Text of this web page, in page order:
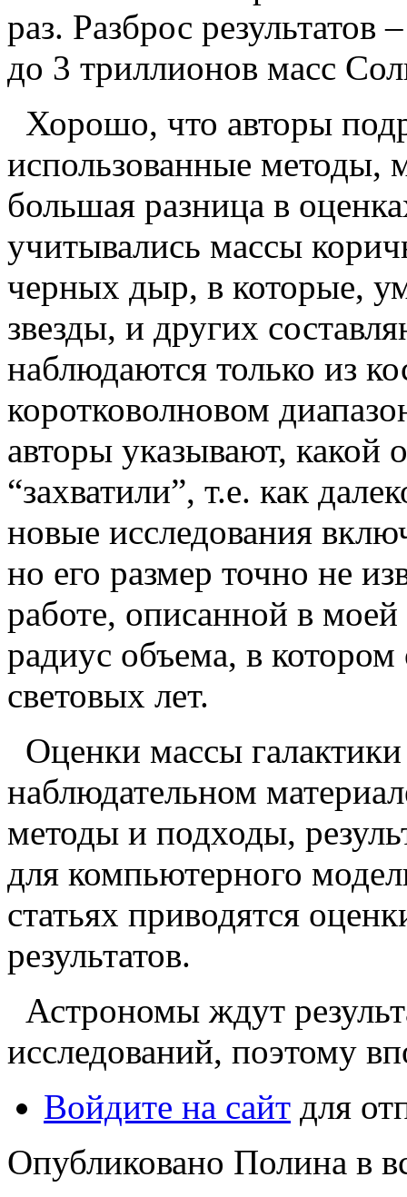
раз. Разброс
до 3 триллионов масс
Хорошо, что авторы
использованные методы,
большая разница в
учитывались массы
черных дыр, в которые,
звезды, и других
наблюдаются только из
коротковолновом
авторы указывают, какой
“захватили”, т.е. как
новые исследования
но его размер точно не
работе, описанной в
радиус объема, в
световых лет.
Оценки массы
наблюдательном
методы и подходы,
для компьютерного
статьях приводятся
результатов.
Астрономы ждут
исследований, поэтому
Войдите на сайт для
Опубликовано Полина в